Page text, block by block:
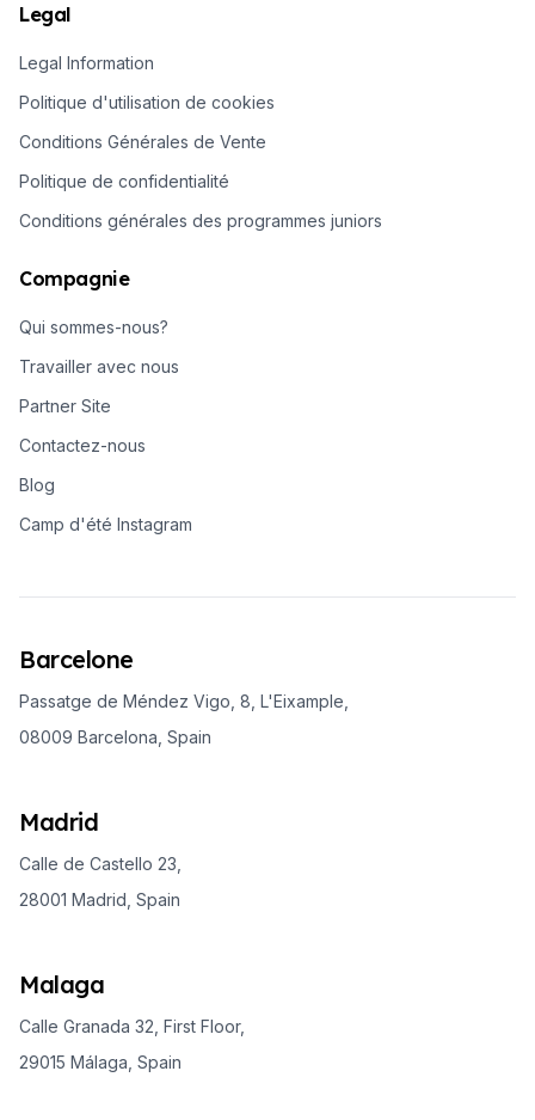
Legal
Legal Information
Politique d'utilisation de cookies
Conditions Générales de Vente
Politique de confidentialité
Conditions générales des programmes juniors
Compagnie
Qui sommes-nous?
Travailler avec nous
Partner Site
Contactez-nous
Blog
Camp d'été Instagram
Barcelone
Passatge de Méndez Vigo, 8, L'Eixample,
08009 Barcelona, Spain
Madrid
Calle de Castello 23,
28001 Madrid, Spain
Malaga
Calle Granada 32, First Floor,
29015 Málaga, Spain